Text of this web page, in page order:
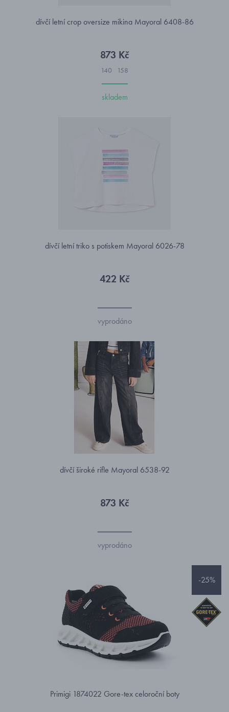
dívčí letní crop oversize mikina Mayoral 6408-86
873 Kč
140 158
skladem
dívčí letní triko s potiskem Mayoral 6026-78
422 Kč
vyprodáno
dívčí široké rifle Mayoral 6538-92
873 Kč
vyprodáno
-25%
Primigi 1874022 Gore-tex celoroční boty